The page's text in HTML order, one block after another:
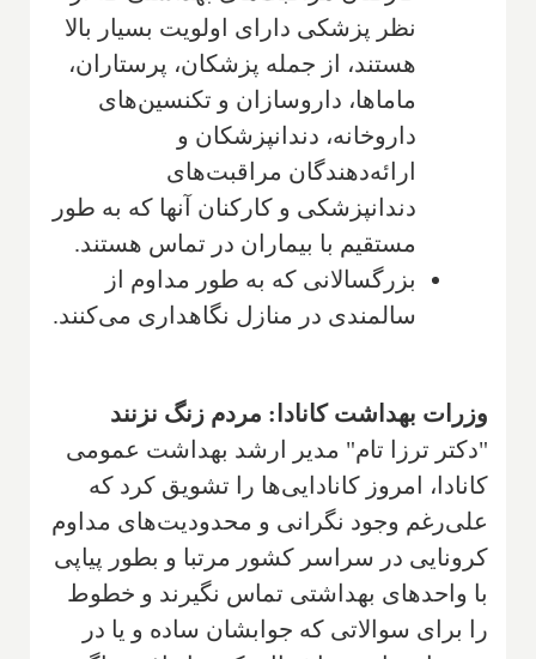
نظر پزشکی دارای اولویت بسیار بالا
هستند، از جمله پزشکان، پرستاران،
ماماها، داروسازان و تکنسین‌های
داروخانه، دندانپزشکان و
ارائه‌دهندگان مراقبت‌های
دندانپزشکی و کارکنان آنها که به طور
مستقیم با بیماران در تماس هستند.
بزرگسالانی که به طور مداوم از
سالمندی در منازل نگاهداری می‌کنند.
وزرات بهداشت کانادا: مردم زنگ نزنند
"دکتر ترزا تام" مدیر ارشد بهداشت عمومی
کانادا، امروز کانادایی‌ها را تشویق کرد که
علی‌رغم وجود نگرانی و محدودیت‌های مداوم
کرونایی در سراسر کشور مرتبا و بطور پیاپی
با واحدهای بهداشتی تماس نگیرند و خطوط
را برای سوالاتی که جوابشان ساده و یا در